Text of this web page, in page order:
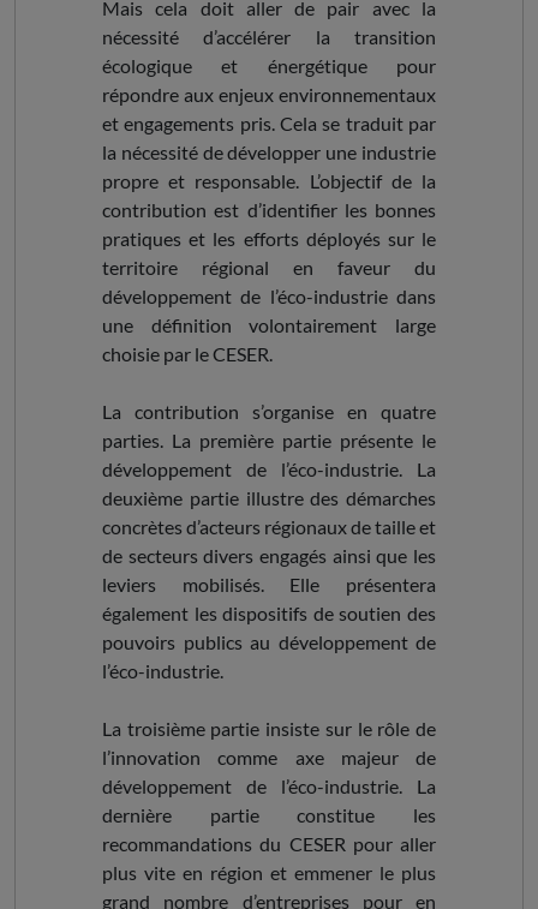
Mais cela doit aller de pair avec la
nécessité d’accélérer la transition
écologique et énergétique pour
répondre aux enjeux environnementaux
et engagements pris. Cela se traduit par
la nécessité de développer une industrie
propre et responsable. L’objectif de la
contribution est d’identifier les bonnes
pratiques et les efforts déployés sur le
territoire régional en faveur du
développement de l’éco-industrie dans
une définition volontairement large
choisie par le CESER.
La contribution s’organise en quatre
parties. La première partie présente le
développement de l’éco-industrie. La
deuxième partie illustre des démarches
concrètes d’acteurs régionaux de taille et
de secteurs divers engagés ainsi que les
leviers mobilisés. Elle présentera
également les dispositifs de soutien des
pouvoirs publics au développement de
l’éco-industrie.
La troisième partie insiste sur le rôle de
l’innovation comme axe majeur de
développement de l’éco-industrie. La
dernière partie constitue les
recommandations du CESER pour aller
plus vite en région et emmener le plus
grand nombre d’entreprises pour en